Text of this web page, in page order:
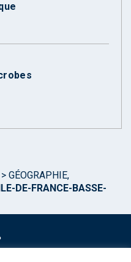
> GÉOGRAPHIE,
DE-FRANCE-BASSE-